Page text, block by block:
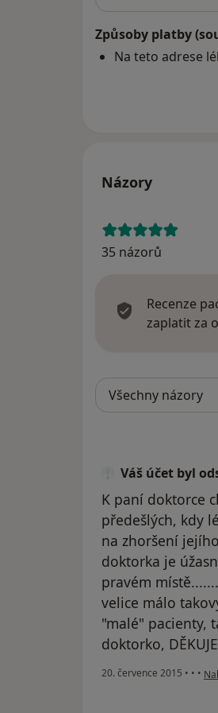
Způsoby platby
Na teto adrese
Názory
35 názorů
Recenze
zaplatit za
Váš účet byl
K paní doktorce
předešlých, kdy
na zhoršení
doktorka je
pravém
velice málo
"malé" pacienty,
doktorko,
20. července 2015 • • •